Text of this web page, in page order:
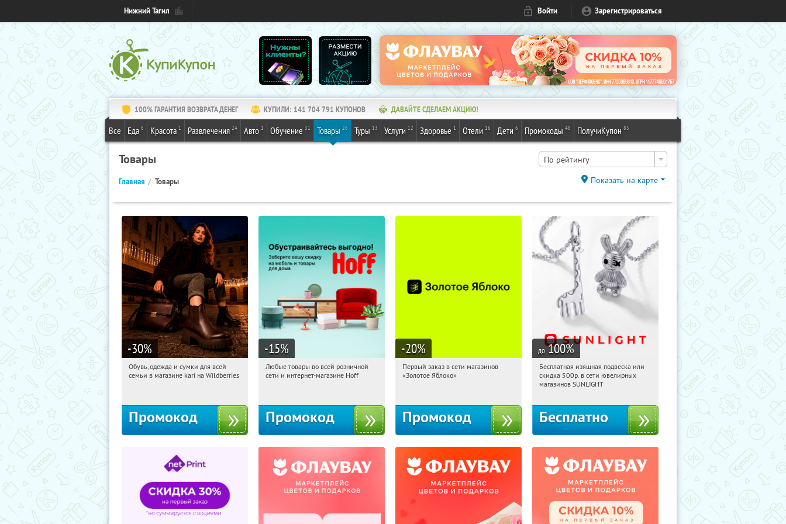
Нижний Тагил Войти Зарегистрироваться
100% ГАРАНТИЯ ВОЗВРАТА ДЕНЕГ КУПИЛИ: 141 704 791 КУПОНОВ ДАВАЙТЕ СДЕЛАЕМ АКЦИЮ!
Все Еда 6 Красота 1 Развлечения 24 Авто 1 Обучение 31 Товары 26 Туры 13 Услуги 12 Здоровье 1 Отели 16 Дети 6 Промокоды 48 ПолучиКупон 83
Товары По рейтингу
Главная Товары Показать на карте
-30%
05:36:29 Получили:
Обувь, одежда и сумки для всей
семьи в магазине kari на Wildberries
Промокод
-15%
05:36:29 Получили:
Любые товары во всей розничной
сети и интернет-магазине Hoff
Промокод
-20%
05:36:29
Получи первым!
Первый заказ в сети магазинов
«Золотое Яблоко»
Промокод
до 100%
05:36:29 Получили:
Россия
Бесплатная изящная подвеска или
скидка 500р. в сети ювелирных
магазинов SUNLIGHT
Бесплатно